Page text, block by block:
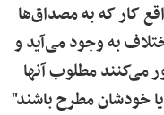
کار که به مصداق‌ها
به وجود می‌آید و
می‌کنند مطلوب آنها
یا خودشان مطرح باشند"